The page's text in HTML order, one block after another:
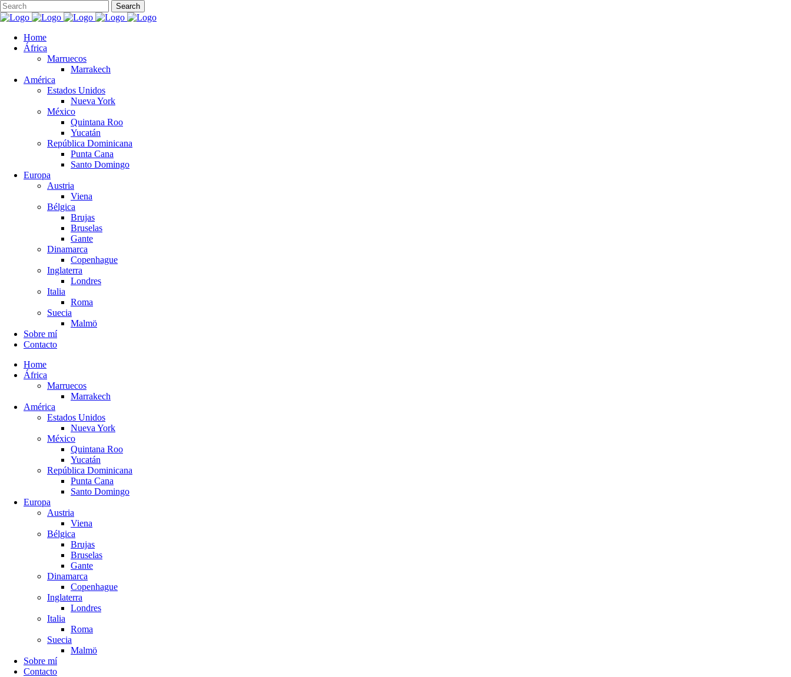
Home
África
Marruecos
Marrakech
América
Estados Unidos
Nueva York
México
Quintana Roo
Yucatán
República Dominicana
Punta Cana
Santo Domingo
Europa
Austria
Viena
Bélgica
Brujas
Bruselas
Gante
Dinamarca
Copenhague
Inglaterra
Londres
Italia
Roma
Suecia
Malmö
Sobre mí
Contacto
Home
África
Marruecos
Marrakech
América
Estados Unidos
Nueva York
México
Quintana Roo
Yucatán
República Dominicana
Punta Cana
Santo Domingo
Europa
Austria
Viena
Bélgica
Brujas
Bruselas
Gante
Dinamarca
Copenhague
Inglaterra
Londres
Italia
Roma
Suecia
Malmö
Sobre mí
Contacto